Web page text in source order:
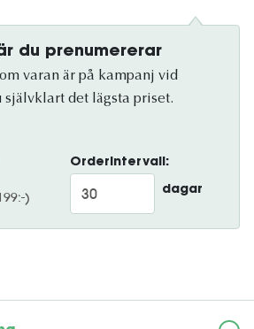
du prenumererar
varan är på kampanj vid
det lägsta priset.
:-)
Orderintervall:
dagar